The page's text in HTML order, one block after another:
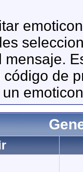
mensaje.
de